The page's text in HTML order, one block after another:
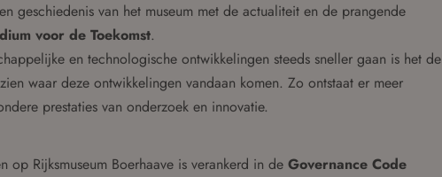
geschiedenis van het museum met de actualiteit en de prangende
voor de Toekomst.
en technologische ontwikkelingen steeds sneller gaan is het de
waar deze ontwikkelingen vandaan komen. Zo ontstaat er meer
prestaties van onderzoek en innovatie.
op Rijksmuseum Boerhaave is verankerd in de Governance Code